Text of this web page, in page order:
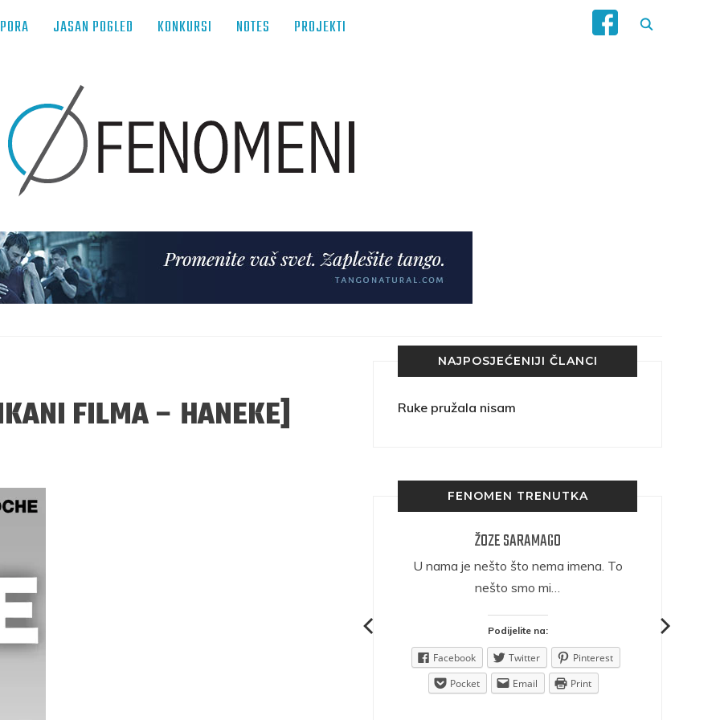
JASAN POGLED KONKURSI NOTES PROJEKTI
FILMA – HANEKE]
NAJPOSJEĆENIJI ČLANCI
Ruke pružala nisam
FENOMEN TRENUTKA
ŽOZE SARAMAGO
U nama je nešto što nema imena. To
nešto smo mi…
Podijelite na:
Facebook Twitter
Pinterest
Pocket
Email Print
navikli smo da užižemo
čovjekom.